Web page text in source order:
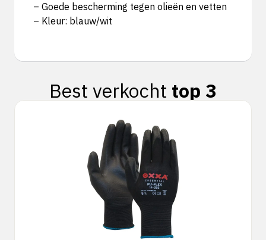
– Goede bescherming tegen olieën en vetten
– Kleur: blauw/wit
Best verkocht top 3